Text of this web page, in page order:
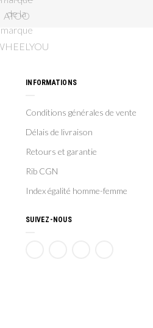
INFORMATIONS
Conditions générales de vente
Délais de livraison
Retours et garantie
Rib CGN
Index égalité homme-femme
SUIVEZ-NOUS